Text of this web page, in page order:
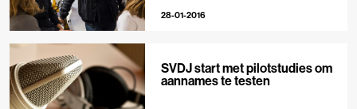
28-01-2016
SVDJ start met pilotstudies om
aannames te testen